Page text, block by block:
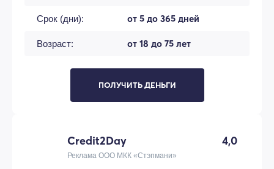
Срок (дни): от 5 до 365 дней
Возраст: от 18 до 75 лет
ПОЛУЧИТЬ ДЕНЬГИ
Credit2Day 4,0
Реклама ООО МКК «Стэпмани»